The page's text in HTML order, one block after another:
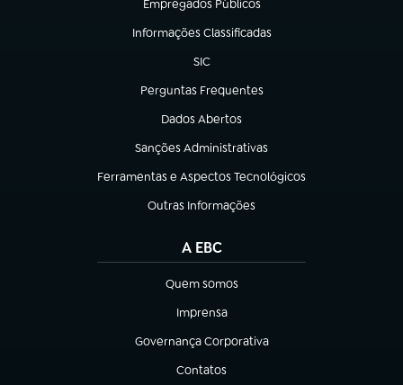
Empregados Públicos
(abre em nova aba)
Informações Classificadas
(abre em nova aba)
SIC
(abre em nova aba)
Perguntas Frequentes
(abre em nova aba)
Dados Abertos
(abre em nova aba)
Sanções Administrativas
(abre em nova aba)
Ferramentas e Aspectos Tecnológicos
(abre em nova aba)
Outras Informações
(abre em nova aba)
A EBC
Quem somos
(abre em nova aba)
Imprensa
(abre em nova aba)
Governança Corporativa
(abre em nova aba)
Contatos
(abre em nova aba)